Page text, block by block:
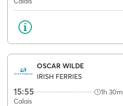
OSCAR WILDE
IRISH FERRIES
15:55 1h 30m
Calais